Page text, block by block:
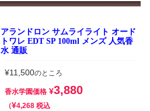
アランドロン サムライライト オード
トワレ EDT SP 100ml メンズ 人気香
水 通販
¥11,500のところ
香水学園価格 ¥3,880
¥4,268 税込